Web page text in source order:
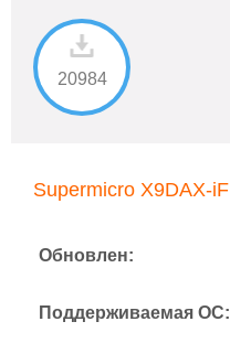
20984
Supermicro X9DAX-iF
Обновлен:
Поддерживаемая ОС: